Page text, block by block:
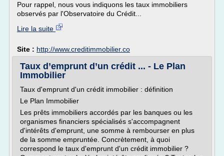
Pour rappel, nous vous indiquons les taux immobiliers
observés par l'Observatoire du Crédit...
Lire la suite
Site : http://www.creditimmobilier.co
Taux d’emprunt d’un crédit ... - Le Plan
Immobilier
Taux d'emprunt d'un crédit immobilier : définition
Le Plan Immobilier
Les prêts immobiliers accordés par les banques ou les
organismes financiers spécialisés s'accompagnent
d'intérêts d'emprunt, une somme à rembourser en plus
de la somme empruntée. Concrètement, à quoi
correspond le taux d'emprunt d'un crédit immobilier ?